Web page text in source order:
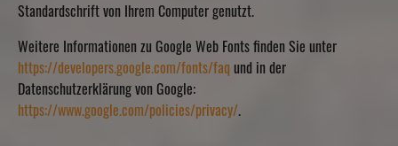
Standardschrift von Ihrem Computer genutzt.
Weitere Informationen zu Google Web Fonts finden Sie unter
https://developers.google.com/fonts/faq und in der
Datenschutzerklärung von Google:
https://www.google.com/policies/privacy/.